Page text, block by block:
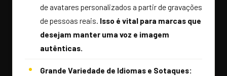
de avatares personalizados a partir de gravações
de pessoas reais. Isso é vital para marcas que
desejam manter uma voz e imagem
autênticas.
Grande Variedade de Idiomas e Sotaques: